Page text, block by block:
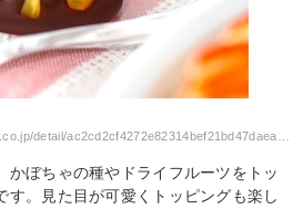
detail/ac2cd2cf4272e82314bef21bd47daea5.html
かぼちゃの種やドライフルーツをトッ
す。見た目が可愛くトッピングも楽し